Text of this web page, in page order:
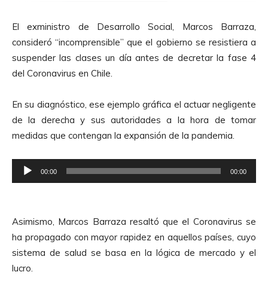
El exministro de Desarrollo Social, Marcos Barraza,
consideró “incomprensible” que el gobierno se resistiera a
suspender las clases un día antes de decretar la fase 4
del Coronavirus en Chile.
En su diagnóstico, ese ejemplo gráfica el actuar negligente
de la derecha y sus autoridades a la hora de tomar
medidas que contengan la expansión de la pandemia.
e
o
d
u
c
00:00 00:00
Asimismo, Marcos Barraza resaltó que el Coronavirus se
ha propagado con mayor rapidez en aquellos países, cuyo
sistema de salud se basa en la lógica de mercado y el
lucro.